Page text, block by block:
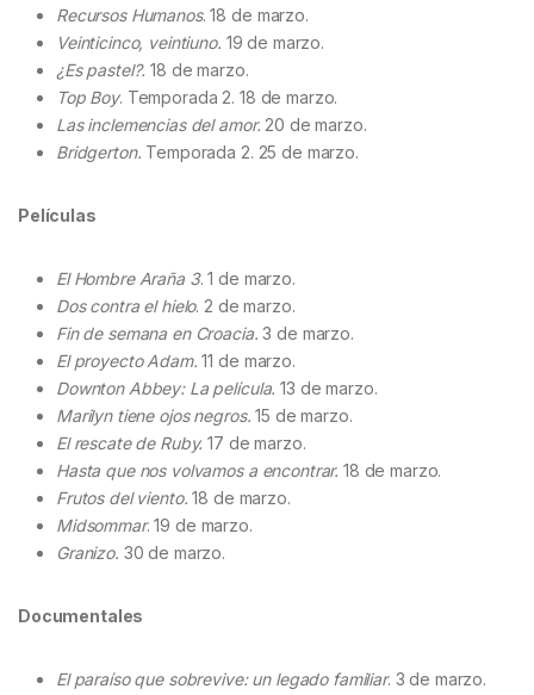
Recursos Humanos. 18 de marzo.
Veinticinco, veintiuno. 19 de marzo.
¿Es pastel?. 18 de marzo.
Top Boy. Temporada 2. 18 de marzo.
Las inclemencias del amor. 20 de marzo.
Bridgerton. Temporada 2. 25 de marzo.
Películas
El Hombre Araña 3. 1 de marzo.
Dos contra el hielo. 2 de marzo.
Fin de semana en Croacia. 3 de marzo.
El proyecto Adam. 11 de marzo.
Downton Abbey: La película. 13 de marzo.
Marilyn tiene ojos negros. 15 de marzo.
El rescate de Ruby. 17 de marzo.
Hasta que nos volvamos a encontrar. 18 de marzo.
Frutos del viento. 18 de marzo.
Midsommar. 19 de marzo.
Granizo. 30 de marzo.
Documentales
El paraíso que sobrevive: un legado familiar. 3 de marzo.